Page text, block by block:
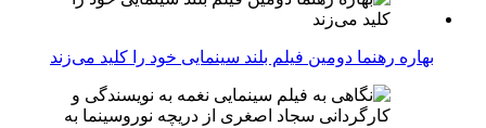
بهاره رهنما دومین فیلم بلند سینمایی خود را کلید می‌زند